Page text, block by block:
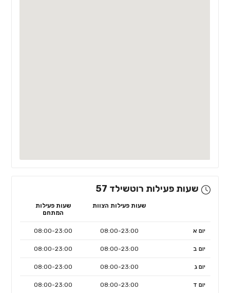
שעות פעילות רוטשילד 57
שעות פעילות הצוות
שעות פעילות
המתחם
יום א 08:00-23:00
08:00-23:00
יום ב 08:00-23:00
08:00-23:00
יום ג 08:00-23:00
08:00-23:00
יום ד 08:00-23:00
08:00-23:00